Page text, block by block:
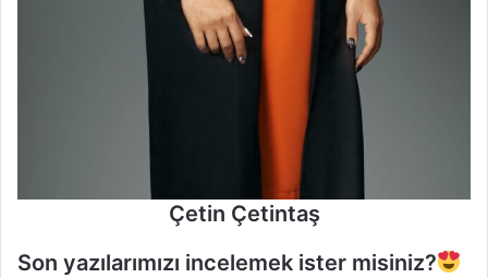
Çetin Çetintaş
Son yazılarımızı incelemek ister misiniz?